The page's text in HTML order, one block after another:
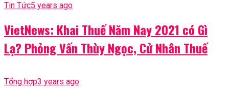
Tin Tức5 years ago
VietNews: Khai Thuế Năm Nay 2021 có Gì
Lạ? Phỏng Vấn Thùy Ngọc, Cử Nhân Thuế
Tổng hợp3 years ago